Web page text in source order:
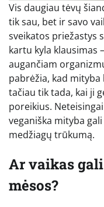
Vis daugiau tėvų
tik sau, bet ir savo
sveikatos priežastys
kartu kyla klausimas
augančiam
pabrėžia, kad
tačiau tik tada, kai ji
poreikius.
veganiška mityba
medžiagų trūkumą.
Ar vaikas
mėsos?